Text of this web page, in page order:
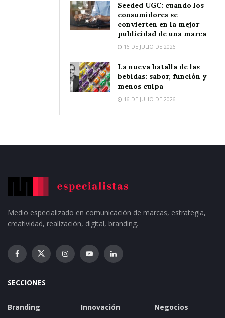
Seeded UGC: cuando los
consumidores se
convierten en la mejor
publicidad de una marca
16 DE JULIO DE 2026
La nueva batalla de las
bebidas: sabor, función y
menos culpa
16 DE JULIO DE 2026
Medio especializado en comunicación de marcas, estrategia,
creatividad, realización, digital, branding.
SECCIONES
Branding
Innovación
Negocios